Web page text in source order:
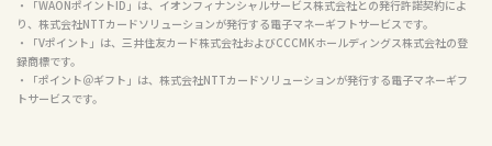
・「WAONポイントID」は、イオンフィナンシャルサービス株式会社との発行許諾契約によ
り、株式会社NTTカードソリューションが発行する電子マネーギフトサービスです。
・「Vポイント」は、三井住友カード株式会社およびCCCMKホールディングス株式会社の登
録商標です。
・「ポイント＠ギフト」は、株式会社NTTカードソリューションが発行する電子マネーギフ
トサービスです。